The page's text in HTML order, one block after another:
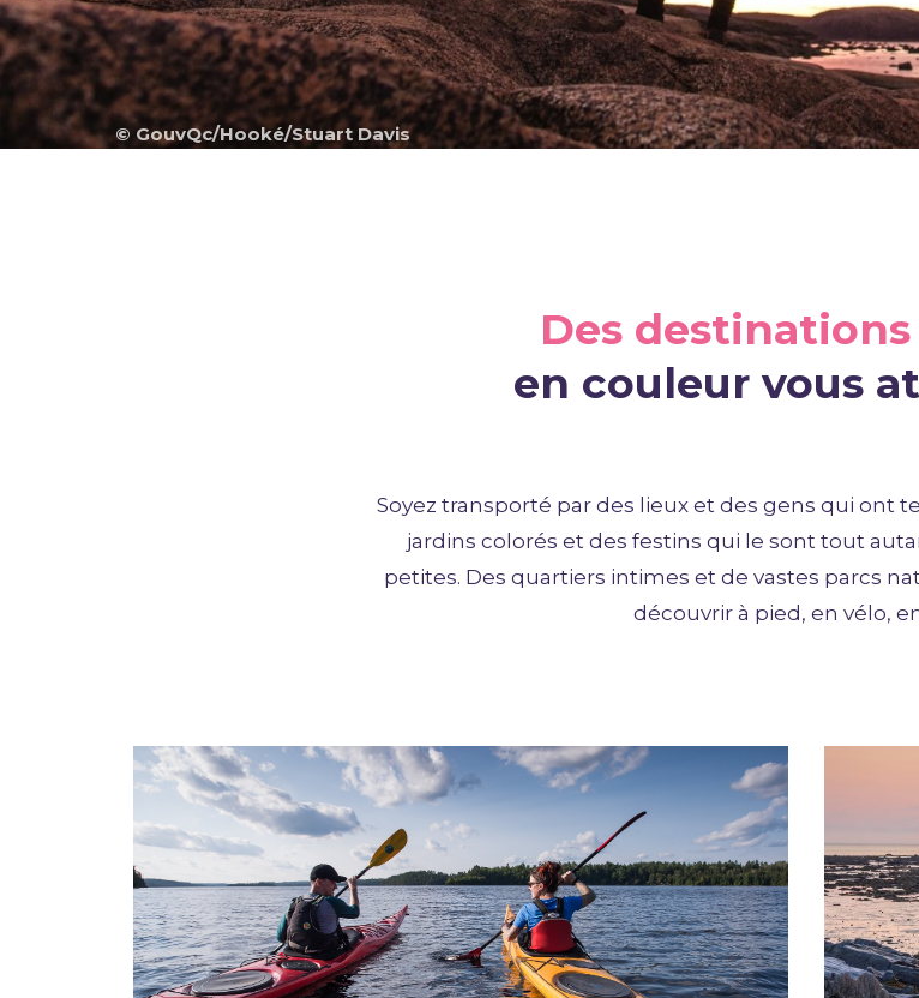
© GouvQc/Hooké/Stuart Davis
Des destinations
en couleur vous
Soyez transporté par des lieux et des gens qui ont
jardins colorés et des festins qui le sont tout
petites. Des quartiers intimes et de vastes parcs
découvrir à pied, en vélo,